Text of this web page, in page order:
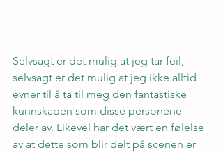
Selvsagt er det mulig at jeg tar feil,
selvsagt er det mulig at jeg ikke alltid
evner til å ta til meg den fantastiske
kunnskapen som disse personene
deler av. Likevel har det vært en følelse
av at dette som blir delt på scenen er